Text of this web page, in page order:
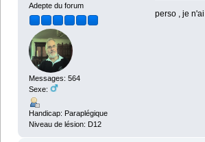
Adepte du forum
Messages: 564
Sexe:
Handicap: Paraplégique
Niveau de lésion: D12
perso , je